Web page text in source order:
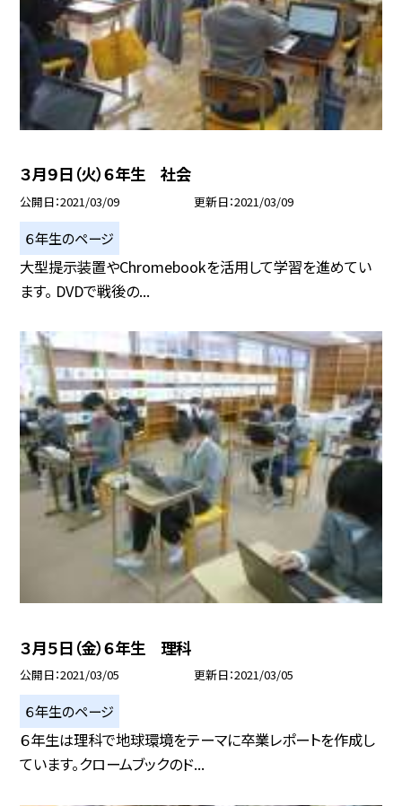
３月９日（火）６年生 社会
公開日 2021/03/09 更新日 2021/03/09
６年生のページ
大型提示装置やChromebookを活用して学習を進めてい
ます。 DVDで戦後の...
３月５日（金）６年生 理科
公開日 2021/03/05 更新日 2021/03/05
６年生のページ
６年生は理科で地球環境をテーマに卒業レポートを作成し
ています。クロームブックのド...